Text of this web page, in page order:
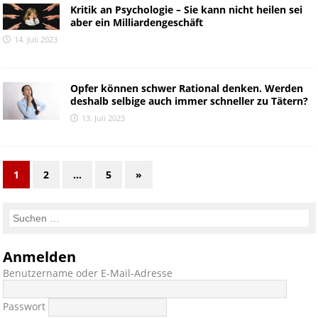
Kritik an Psychologie – Sie kann nicht heilen sei
aber ein Milliardengeschäft
14. Juli 2023
Opfer können schwer Rational denken. Werden
deshalb selbige auch immer schneller zu Tätern?
13. Juli 2023
1 2 … 5 »
Anmelden
Benutzername oder E-Mail-Adresse
Passwort